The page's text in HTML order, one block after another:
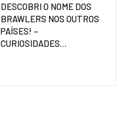
DESCOBRI O NOME DOS
BRAWLERS NOS OUTROS
PAÍSES! –
CURIOSIDADES…